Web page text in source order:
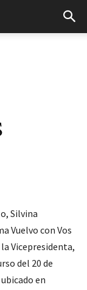
Silvina
Vuelvo con Vos
Vicepresidenta,
del 20 de
en